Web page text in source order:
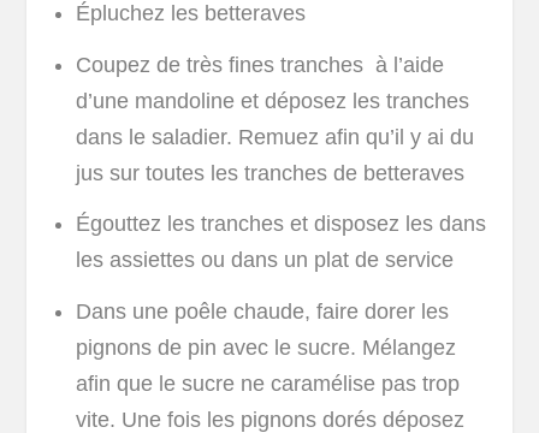
Épluchez les betteraves
Coupez de très fines tranches à l’aide
d’une mandoline et déposez les tranches
dans le saladier. Remuez afin qu’il y ai du
jus sur toutes les tranches de betteraves
Égouttez les tranches et disposez les dans
les assiettes ou dans un plat de service
Dans une poêle chaude, faire dorer les
pignons de pin avec le sucre. Mélangez
afin que le sucre ne caramélise pas trop
vite. Une fois les pignons dorés déposez